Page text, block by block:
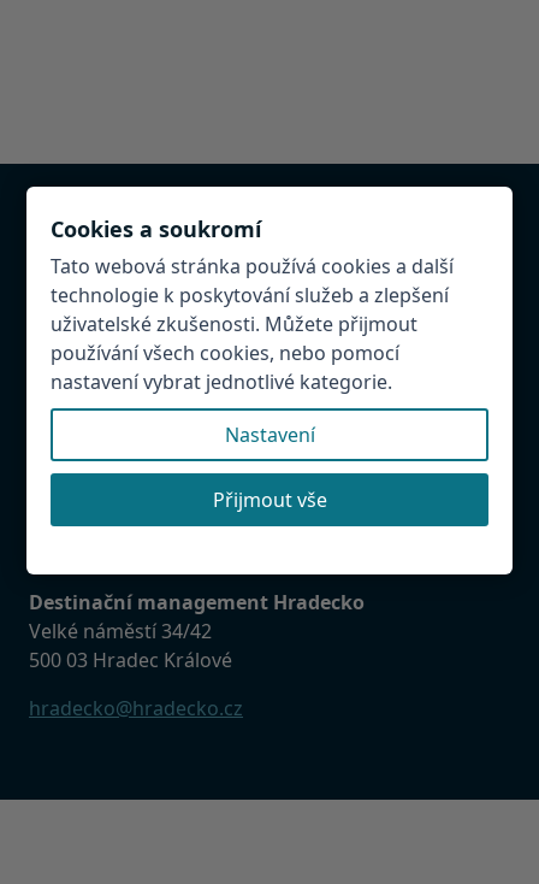
Chcete být v databázi?
Provozujete atrakci, restauraci, penzion v
Hradeckém regionu. Napište nám! Rádi Vás přidáme
do databáze.
Našli jste chybu?
Budeme rádi, když nám ji napíšete, abychom mohli
databázi udržovat aktuální.
Destinační management Hradecko
Velké náměstí 34/42
500 03 Hradec Králové
hradecko@hradecko.cz
Cookies a soukromí
Tato webová stránka používá cookies a další
technologie k poskytování služeb a zlepšení
uživatelské zkušenosti. Můžete přijmout
používání všech cookies, nebo pomocí
nastavení vybrat jednotlivé kategorie.
Nastavení
Přijmout vše